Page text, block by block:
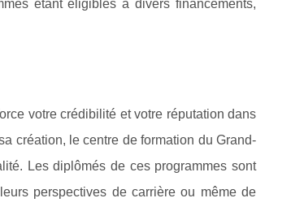
étant éligibles à divers financements,
votre crédibilité et votre réputation dans
création, le centre de formation du Grand-
Les diplômés de ces programmes sont
perspectives de carrière ou même de